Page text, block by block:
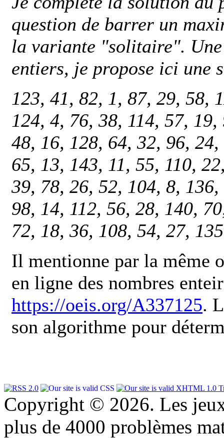
question de barrer un
la variante "solitaire".
entiers, je propose ici une
123, 41, 82, 1, 87, 29, 58,
124, 4, 76, 38, 114, 57,
48, 16, 128, 64, 32, 96,
65, 13, 143, 11, 55, 110,
39, 78, 26, 52, 104, 8,
98, 14, 112, 56, 28, 140,
72, 18, 36, 108, 54, 27,
Il mentionne par la même
en ligne des nombres
https://oeis.org/A337125.
son algorithme pour
Copyright © 2026. Les
plus de 4000 problèmes